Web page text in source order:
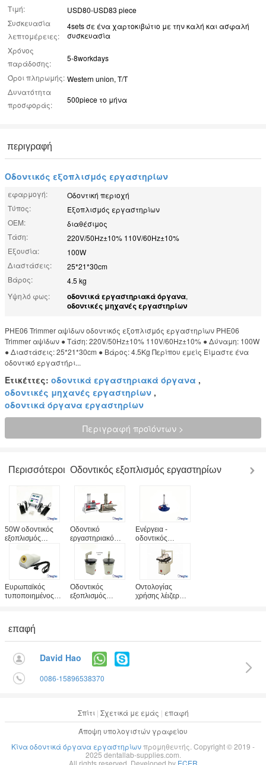
Τιμή:
USD80-USD83 piece
Συσκευασία
λεπτομέρειες:
4sets σε ένα χαρτοκιβώτιο με την καλή και ασφαλή
συσκευασία
Χρόνος
παράδοσης:
5-8workdays
Όροι πληρωμής: Western union, T/T
Δυνατότητα
προσφοράς:
500piece το μήνα
περιγραφή
Οδοντικός εξοπλισμός εργαστηρίων
εφαρμογή:
Οδοντική περιοχή
Τύπος:
Εξοπλισμός εργαστηρίων
OEM:
διαθέσιμος
Τάση:
220V/50Hz±10% 110V/60Hz±10%
Εξουσία:
100W
Διαστάσεις:
25*21*30cm
Βάρος:
4.5 kg
Υψηλό φως:
οδοντικά εργαστηριακά όργανα,
οδοντικές μηχανές εργαστηρίων
PHE06 Trimmer αψίδων οδοντικός εξοπλισμός εργαστηρίων PHE06
Trimmer αψίδων ● Τάση: 220V/50Hz±10% 110V/60Hz±10% ● Δύναμη: 100W
● Διαστάσεις: 25*21*30cm ● Βάρος: 4.5Kg Περίπου εμείς Είμαστε ένα
οδοντικό εργαστήρι...
Ετικέττες: οδοντικά εργαστηριακά όργανα ,
οδοντικές μηχανές εργαστηρίων ,
οδοντικά όργανα εργαστηρίων
Περιγραφή προϊόντων >
Περισσότεροι Οδοντικός εξοπλισμός εργαστηρίων
50W οδοντικός
εξοπλισμός
ηλεκτρική
υπηρεσία cOem
μαχαιριών κεριών
διαθέσιμοι
Οδοντικό
εργαστηριακό
αεριόφως με τους
διευθετήσιμους
αεραγωγούς
εισαγωγής & το
ύψος φλογών
Ενέργεια -
οδοντικός
εργαστηρίων
αποταμίευσης,
ενιαίος καυστήρας
εργαστηριακού
Bunsen σωλήνων
οδοντικός
Ευρωπαϊκός
τυποποιημένος
οδοντικός καμία
φλόγα 130W που
Οδοντικός
εξοπλισμός
τρυπανιών
λέιζερ
Οντολογίας
χρήσης λέιζερ
εργαστηρίων
επαφή
David Hao
0086-15896538370
Σπίτι| Σχετικά με εμάς | επαφή
Άποψη υπολογιστών γραφείου
Κίνα οδοντικά όργανα εργαστηρίωνπρομηθευτής. Copyright © 2019 -
2025 dentallab-supplies.com.
All rights reserved. Developed by ECER